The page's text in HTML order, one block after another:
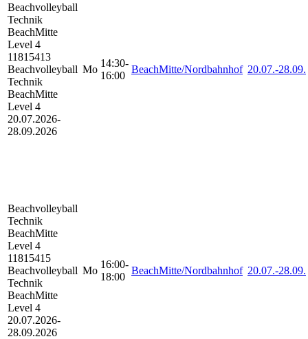
Beachvolleyball
Technik
BeachMitte
Level 4
11815413
Beachvolleyball
Technik
BeachMitte
Level 4
20.07.2026-
28.09.2026
Mo
14:30-
16:00
BeachMitte/Nordbahnhof 20.07.-28.09.
Beachvolleyball
Technik
BeachMitte
Level 4
11815415
Beachvolleyball
Technik
BeachMitte
Level 4
20.07.2026-
28.09.2026
Mo
16:00-
18:00
BeachMitte/Nordbahnhof 20.07.-28.09.